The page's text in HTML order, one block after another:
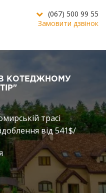
(067) 500 99 55
Замовити дзвінок
В КОТЕДЖНОМУ
трасі
від 541$/